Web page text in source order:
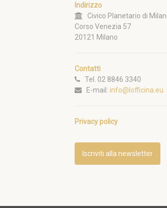
Indirizzo
Civico Planetario di
Corso Venezia 57
20121 Milano
Contatti
Tel. 02 8846 3340
E-mail: info@lofficina.eu
Privacy policy
Iscriviti alla newsletter